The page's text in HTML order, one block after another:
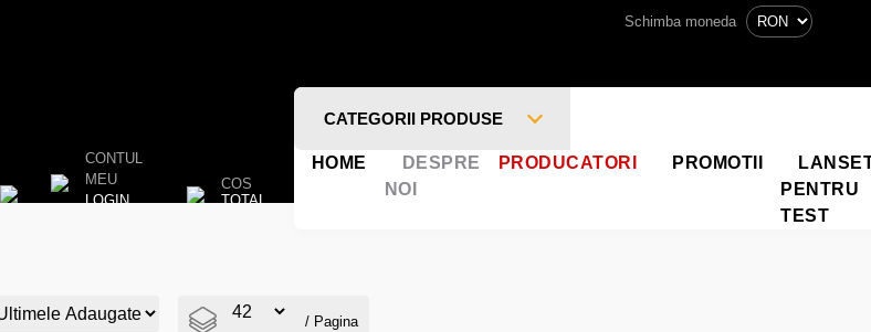
Schimba moneda
CONTUL
MEU
LOGIN
COS
TOTAL
CATEGORII PRODUSE
HOME
DESPRE
NOI
PRODUCATORI PROMOTII
PENTRU
TEST
/ Pagina